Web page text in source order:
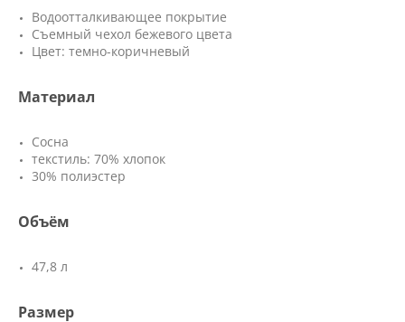
Водоотталкивающее покрытие
Съемный чехол бежевого цвета
Цвет: темно-коричневый
Материал
Сосна
текстиль: 70% хлопок
30% полиэстер
Объём
47,8 л
Размер